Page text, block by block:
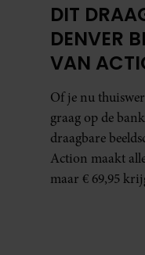
DIT
DENVER
VAN
Of je nu
graag op de
draagbare
Action maakt
maar € 69,95